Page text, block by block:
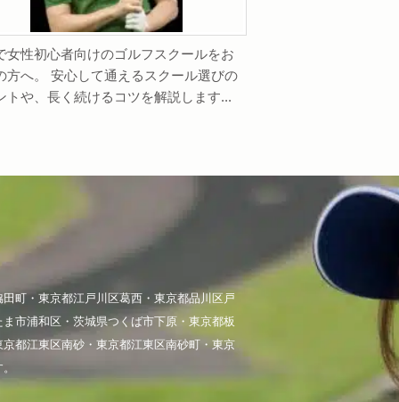
女性初心者向けのゴルフスクールをお
方へ。 安心して通えるスクール選びの
トや、長く続けるコツを解説します...
町・東京都江戸川区葛西・東京都品川区戸
市浦和区・茨城県つくば市下原・東京都板
都江東区南砂・東京都江東区南砂町・東京